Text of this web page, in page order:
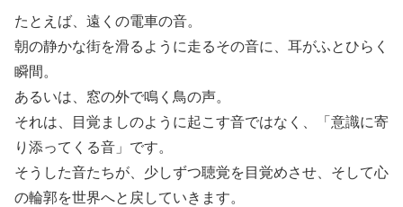
たとえば、遠くの電車の音。
朝の静かな街を滑るように走るその音に、耳がふとひらく
瞬間。
あるいは、窓の外で鳴く鳥の声。
それは、目覚ましのように起こす音ではなく、「意識に寄
り添ってくる音」です。
そうした音たちが、少しずつ聴覚を目覚めさせ、そして心
の輪郭を世界へと戻していきます。